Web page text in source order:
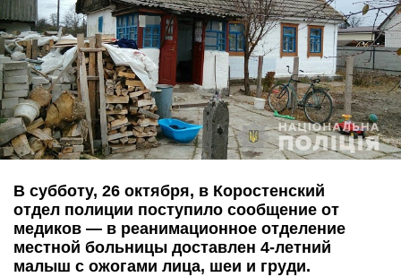
В субботу, 26 октября, в Коростенский
отдел полиции поступило сообщение от
медиков — в реанимационное отделение
местной больницы доставлен 4-летний
малыш с ожогами лица, шеи и груди.